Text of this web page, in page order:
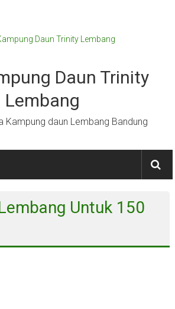
Daun Trinity
Lembang
Kampung daun Lembang Bandung
Untuk 150